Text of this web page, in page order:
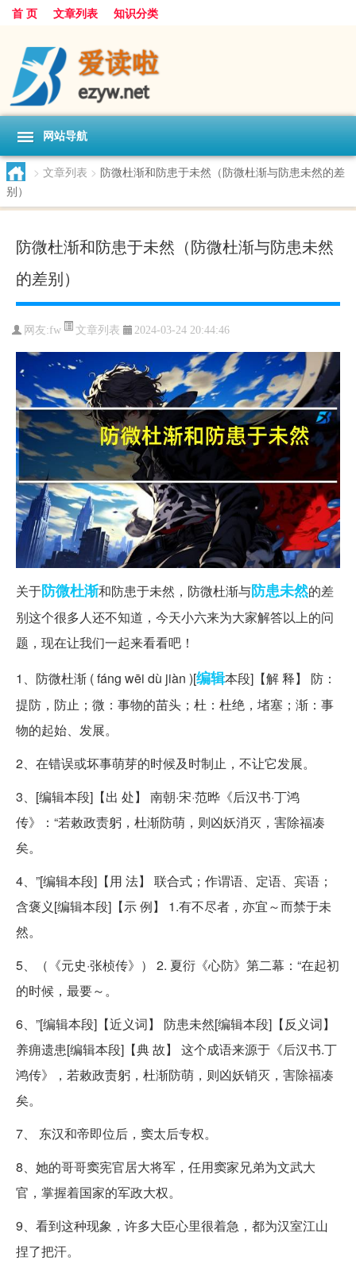
首 页 文章列表 知识分类
网站导航
> 文章列表 > 防微杜渐和防患于未然（防微杜渐与防患未然的差
别）
防微杜渐和防患于未然（防微杜渐与防患未然
的差别）
网友:fw 文章列表 2024-03-24 20:44:46
关于防微杜渐和防患于未然，防微杜渐与防患未然的差
别这个很多人还不知道，今天小六来为大家解答以上的问
题，现在让我们一起来看看吧！
1、防微杜渐 ( fáng wēi dù jiàn )[编辑本段]【解 释】 防：
提防，防止；微：事物的苗头；杜：杜绝，堵塞；渐：事
物的起始、发展。
2、在错误或坏事萌芽的时候及时制止，不让它发展。
3、[编辑本段]【出 处】 南朝·宋·范晔《后汉书·丁鸿
传》：“若敕政责躬，杜渐防萌，则凶妖消灭，害除福凑
矣。
4、”[编辑本段]【用 法】 联合式；作谓语、定语、宾语；
含褒义[编辑本段]【示 例】 1.有不尽者，亦宜～而禁于未
然。
5、（《元史·张桢传》） 2. 夏衍《心防》第二幕：“在起初
的时候，最要～。
6、”[编辑本段]【近义词】 防患未然[编辑本段]【反义词】
养痈遗患[编辑本段]【典 故】 这个成语来源于《后汉书.丁
鸿传》，若敕政责躬，杜渐防萌，则凶妖销灭，害除福凑
矣。
7、 东汉和帝即位后，窦太后专权。
8、她的哥哥窦宪官居大将军，任用窦家兄弟为文武大
官，掌握着国家的军政大权。
9、看到这种现象，许多大臣心里很着急，都为汉室江山
捏了把汗。